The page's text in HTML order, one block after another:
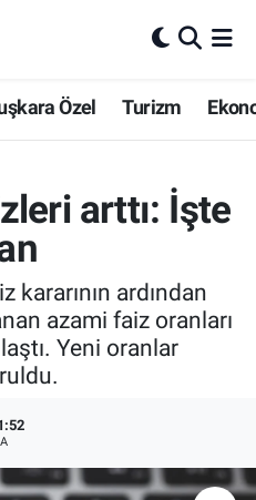
Özel Turizm
arttı: İşte
kararının ardından
azami faiz oranları
Yeni oranlar
Haritası
ve Fikstür